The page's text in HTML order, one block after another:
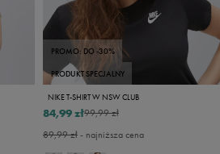
PROMO: DO -30%
PRODUKT SPECJALNY
NIKE T-SHIRT W NSW CLUB
99,99 zł
84,99 zł
89,99 zł- najniższa cena